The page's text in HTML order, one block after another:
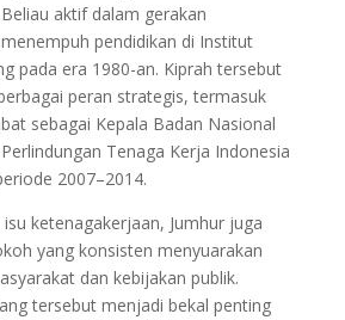
aktif dalam gerakan
pendidikan di Institut
pada era 1980-an. Kiprah tersebut
peran strategis, termasuk
sebagai Kepala Badan Nasional
Tenaga Kerja Indonesia
2007–2014.
ketenagakerjaan, Jumhur juga
yang konsisten menyuarakan
dan kebijakan publik.
tersebut menjadi bekal penting